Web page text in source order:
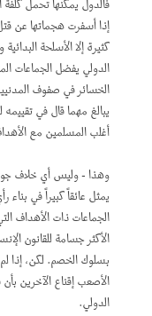
فالدول يمكنها تحمل كلفة
إذا أسفرت هجماتها عن قتل
كثيرة إلا الأسلحة البدائية
الدولي يفضل الجماعات
الخسائر في صفوف المدنيين
يبالغ مهما قال في تقييمه
أغلب المسلمين مع الأهداف
وهذا - وليس أي خلاف جوهري
يمثل عائقاً كبيراً في بناء
الجماعات ذات الأهداف التي
الأكثر جسامة للقانون
بسلوك الخصم. لكن، إذا لم
الأصعب إقناع الآخرين بأن
الدولي.